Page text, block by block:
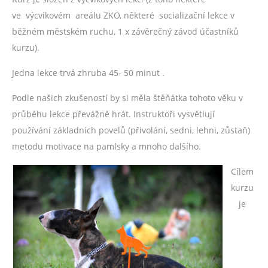
ve výcvikovém areálu ZKO, některé socializační lekce v
běžném městském ruchu, 1 x závěrečný závod účastníků
kurzu).
Jedna lekce trvá zhruba 45- 50 minut .
Podle našich zkušeností by si měla štěňátka tohoto věku v
průběhu lekce převážně hrát. Instruktoři vysvětlují
používání základních povelů (přivolání, sedni, lehni, zůstaň)
metodu motivace na pamlsky a mnoho dalšího.
Cílem
kurzu
je